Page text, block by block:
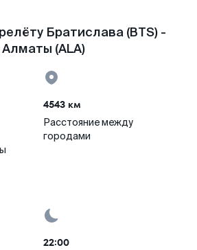
Братислава (BTS) -
Алматы (ALA)
4543 км
Расстояние между
городами
22:00